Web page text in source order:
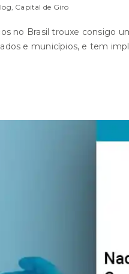
, Capital de Giro
no Brasil trouxe consigo
e municípios, e tem